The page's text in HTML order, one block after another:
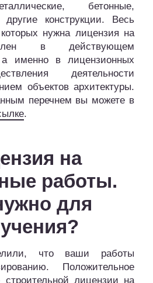
бетонные,
конструкции. Весь
нужна лицензия на
в действующем
а именно в лицензионных
деятельности
объектов архитектуры.
перечнем вы можете в
.
на
работы.
для
что ваши работы
Положительное
лицензии на